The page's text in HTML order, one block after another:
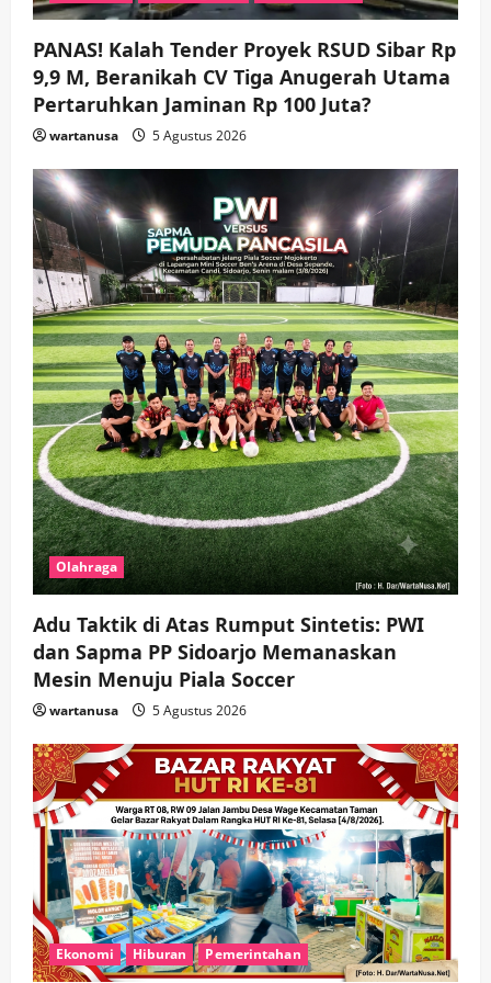
PANAS! Kalah Tender Proyek RSUD Sibar Rp
9,9 M, Beranikah CV Tiga Anugerah Utama
Pertaruhkan Jaminan Rp 100 Juta?
wartanusa 5 Agustus 2026
Olahraga
Adu Taktik di Atas Rumput Sintetis: PWI
dan Sapma PP Sidoarjo Memanaskan
Mesin Menuju Piala Soccer
wartanusa 5 Agustus 2026
Ekonomi Hiburan Pemerintahan